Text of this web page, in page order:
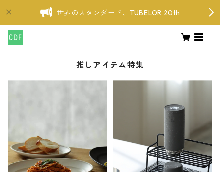
世界のスタンダード、TUBELOR 20th
推しアイテム特集